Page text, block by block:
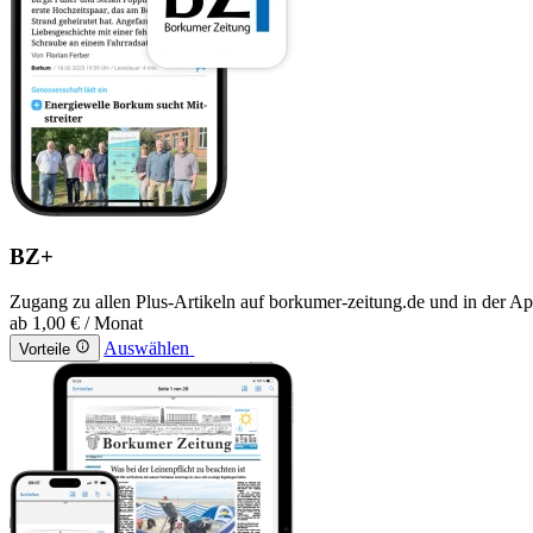
BZ+
Zugang zu allen Plus-Artikeln auf borkumer-zeitung.de und in der
ab 1,00 € / Monat
Vorteile Auswählen